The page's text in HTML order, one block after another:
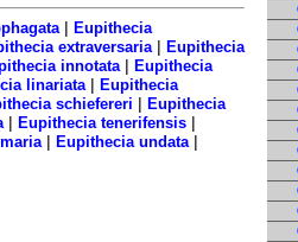
| Eupithecia
extraversaria| Eupithecia
innotata| Eupithecia
linariata| Eupithecia
schiefereri | Eupithecia
| Eupithecia tenerifensis|
| Eupithecia undata|